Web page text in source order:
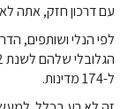
עם דרכון חזק, אתה
ל-174 מדינות.